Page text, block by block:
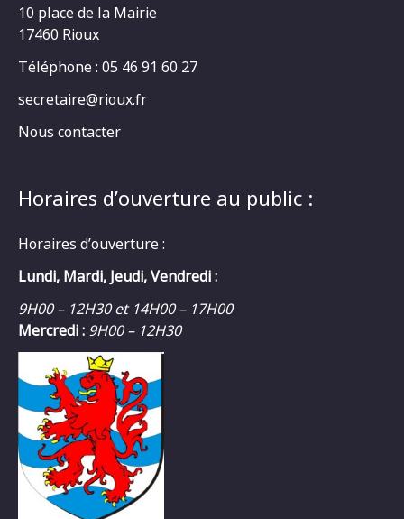
10 place de la Mairie
17460 Rioux
Téléphone : 05 46 91 60 27
secretaire@rioux.fr
Nous contacter
Horaires d’ouverture au public :
Horaires d’ouverture :
Lundi, Mardi, Jeudi, Vendredi :
9H00 – 12H30 et 14H00 – 17H00
Mercredi : 9H00 – 12H30